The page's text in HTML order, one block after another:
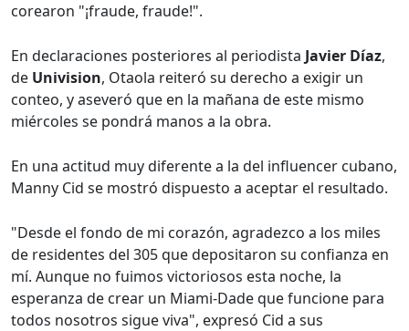
corearon "¡fraude, fraude!".
En declaraciones posteriores al periodista Javier Díaz,
de Univision, Otaola reiteró su derecho a exigir un
conteo, y aseveró que en la mañana de este mismo
miércoles se pondrá manos a la obra.
En una actitud muy diferente a la del influencer cubano,
Manny Cid se mostró dispuesto a aceptar el resultado.
"Desde el fondo de mi corazón, agradezco a los miles
de residentes del 305 que depositaron su confianza en
mí. Aunque no fuimos victoriosos esta noche, la
esperanza de crear un Miami-Dade que funcione para
todos nosotros sigue viva", expresó Cid a sus